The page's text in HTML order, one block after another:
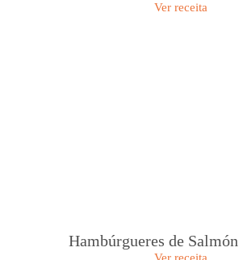
Ver receita
Hambúrgueres de